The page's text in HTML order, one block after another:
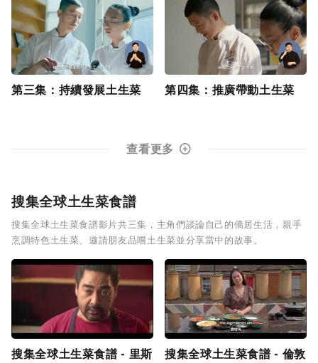
第三集：持續發展土生菜 第四集：推廣帶動土生菜
查看更多
搜集全球土生菜食譜
搜集全球土生菜食譜影片共三集，主角們談論自己的僑居生活，親手
烹調特色土生菜、邀請朋友品嚐土生菜並分享當中的故事。
搜集全球土生菜食譜 - 里斯
搜集全球土生菜食譜 - 倫敦